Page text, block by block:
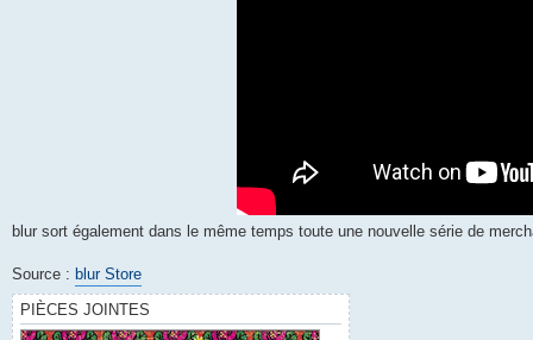
blur sort également dans le même temps toute une nouvelle série de
Source : blur Store
PIÈCES JOINTES